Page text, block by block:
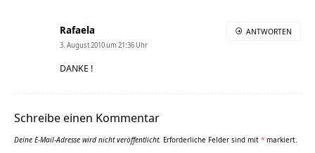
Rafaela
3. August 2010 um 21:36 Uhr
DANKE !
ANTWORTEN
Schreibe einen Kommentar
Deine E-Mail-Adresse wird nicht veröffentlicht. Erforderliche Felder sind mit * markiert.